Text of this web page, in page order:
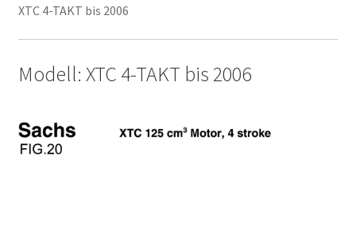
XTC 4-TAKT bis 2006
Modell: XTC 4-TAKT bis 2006